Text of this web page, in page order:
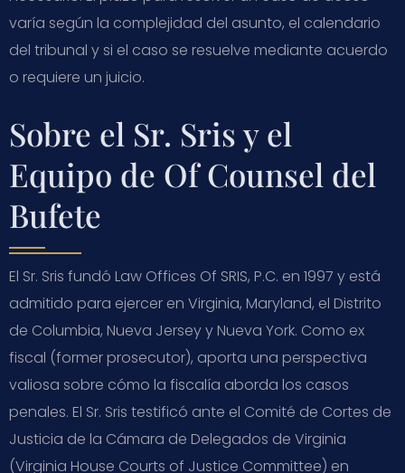
varía según la complejidad del asunto, el calendario
del tribunal y si el caso se resuelve mediante acuerdo
o requiere un juicio.
Sobre el Sr. Sris y el
Equipo de Of Counsel del
Bufete
El Sr. Sris fundó Law Offices Of SRIS, P.C. en 1997 y está
admitido para ejercer en Virginia, Maryland, el Distrito
de Columbia, Nueva Jersey y Nueva York. Como ex
fiscal (former prosecutor), aporta una perspectiva
valiosa sobre cómo la fiscalía aborda los casos
penales. El Sr. Sris testificó ante el Comité de Cortes de
Justicia de la Cámara de Delegados de Virginia
(Virginia House Courts of Justice Committee) en